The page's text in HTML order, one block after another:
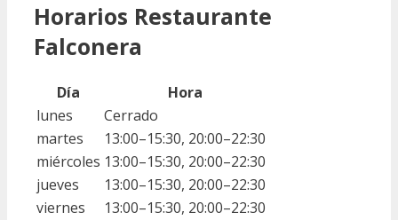
Horarios Restaurante
Falconera
Día
Hora
lunes
Cerrado
martes
13:00–15:30, 20:00–22:30
miércoles 13:00–15:30, 20:00–22:30
jueves
13:00–15:30, 20:00–22:30
viernes
13:00–15:30, 20:00–22:30